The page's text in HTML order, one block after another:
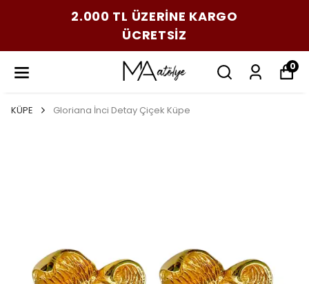
2.000 TL ÜZERİNE KARGO
ÜCRETSİZ
0
KÜPE Gloriana İnci Detay Çiçek Küpe